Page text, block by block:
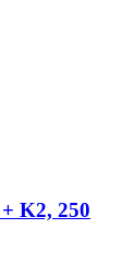
K2, 250